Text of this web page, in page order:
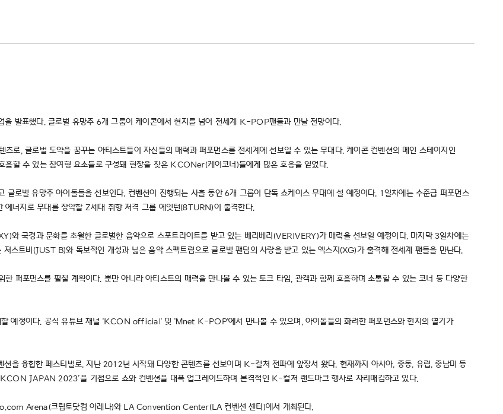
표했다. 글로벌 유망주 6개 그룹이 케이콘에서 현지를 넘어 전세계 K-POP팬들과 만날 전망이다.
, 글로벌 도약을 꿈꾸는 아티스트들이 자신들의 매력과 퍼포먼스를 전세계에 선보일 수 있는 무대다. 케이콘 컨벤션의 메인 스테이지인
할 수 있는 참여형 요소들로 구성돼 현장을 찾은 KCONer(케이코너)들에게 많은 호응을 얻었다.
유망주 아이돌들을 선보인다. 컨벤션이 진행되는 사흘 동안 6개 그룹이 단독 쇼케이스 무대에 설 예정이다. 1일차에는 수준급 퍼포먼스
너지로 무대를 장악할 Z세대 취향 저격 그룹 에잇턴(8TURN)이 출격한다.
와 국경과 문화를 초월한 글로벌한 음악으로 스포트라이트를 받고 있는 베리베리(VERIVERY)가 매력을 선보일 예정이다. 마지막 3일차에는
트비(JUST B)와 독보적인 개성과 넓은 음악 스펙트럼으로 글로벌 팬덤의 사랑을 받고 있는 엑스지(XG)가 출격해 전세계 팬들을 만난다.
퍼포먼스를 펼칠 계획이다. 뿐만 아니라 아티스트의 매력을 만나볼 수 있는 토크 타임, 관객과 함께 호흡하며 소통할 수 있는 코너 등 다양한
예정이다. 공식 유튜브 채널 'KCON official' 및 'Mnet K-POP'에서 만나볼 수 있으며, 아이돌들의 화려한 퍼포먼스와 현지의 열기가
융합한 페스티벌로, 지난 2012년 시작돼 다양한 콘텐츠를 선보이며 K-컬처 전파에 앞장서 왔다. 현재까지 아시아, 중동, 유럽, 중남미 등
JAPAN 2023’을 기점으로 쇼와 컨벤션을 대폭 업그레이드하며 본격적인 K-컬처 랜드마크 행사로 자리매김하고 있다.
Arena(크립토닷컴 아레나)와 LA Convention Center(LA 컨벤션 센터)에서 개최된다.